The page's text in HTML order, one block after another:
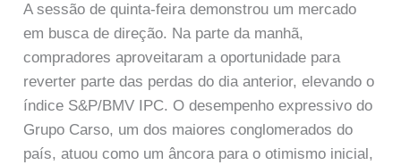
A sessão de quinta-feira demonstrou um mercado
em busca de direção. Na parte da manhã,
compradores aproveitaram a oportunidade para
reverter parte das perdas do dia anterior, elevando o
índice S&P/BMV IPC. O desempenho expressivo do
Grupo Carso, um dos maiores conglomerados do
país, atuou como um âncora para o otimismo inicial,